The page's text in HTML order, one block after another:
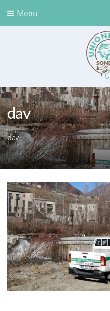
Menu
Unione Pesca Sondrio
dav
dav